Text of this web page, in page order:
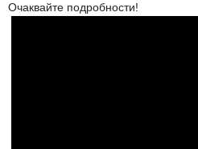
Очаквайте подробности!